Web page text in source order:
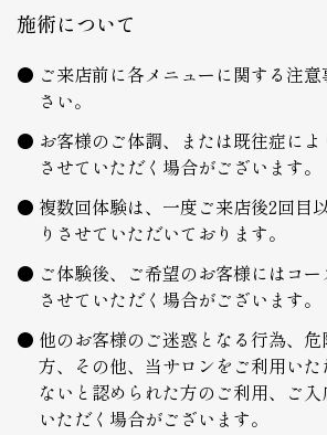
施術について
ご来店前に各メニューに関する注
さい。
お客様のご体調、または既往症によ
させていただく場合がございます。
複数回体験は、一度ご来店後2回目
りさせていただいております。
ご体験後、ご希望のお客様にはコ
させていただく場合がございます。
他のお客様のご迷惑となる行為、
方、その他、当サロンをご利用いた
ないと認められた方のご利用、ご
いただく場合がございます。